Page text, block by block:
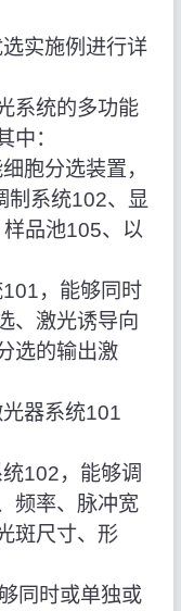
实施例进行详
系统的多功能
中：
胞分选装置，
制系统102、显
品池105、以
，能够同时
、激光诱导向
选的输出激
器系统101
102，能够调
频率、脉冲宽
斑尺寸、形
同时或单独或